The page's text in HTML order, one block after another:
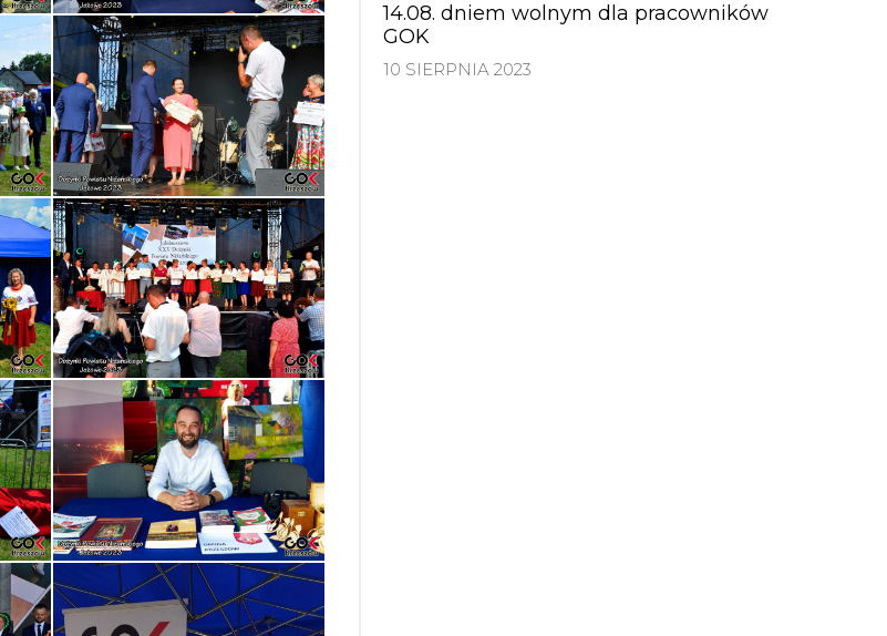
14.08. dniem wolnym dla pracowników
GOK
10 SIERPNIA 2023